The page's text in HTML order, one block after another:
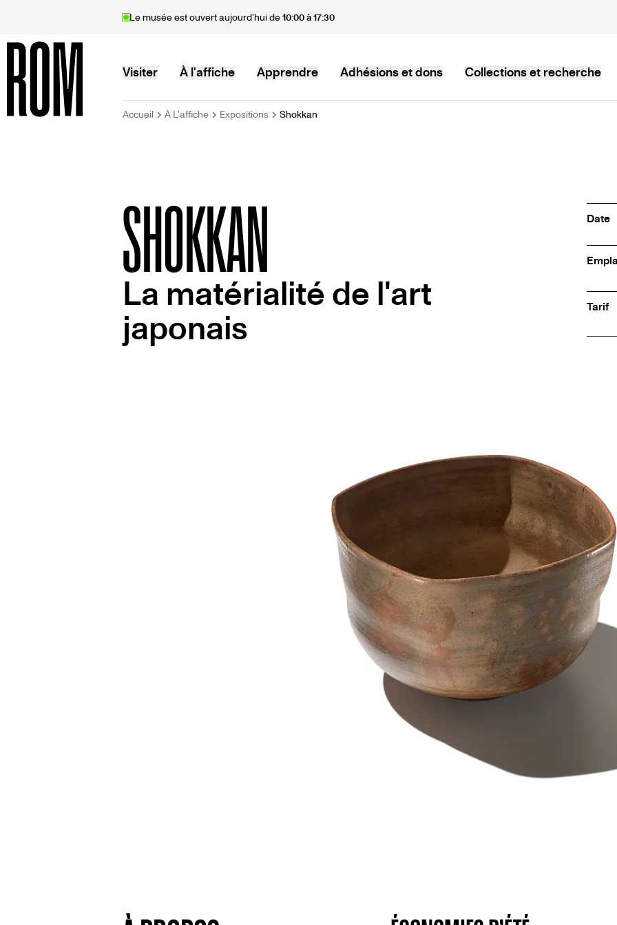
contenu
Le musée est ouvert aujourd'hui de10:00 à 17:30
MAIN
Visiter À l'affiche Apprendre Adhésions et dons Collections et recherche
FIL
D'ARIANE
Accueil À L'affiche Expositions Shokkan
SHOKKAN
La matérialité de l'art
japonais
Date
Tarif